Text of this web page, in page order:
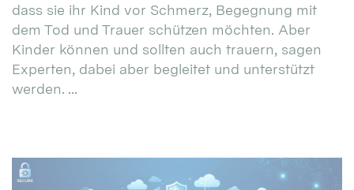
dass sie ihr Kind vor Schmerz, Begegnung mit
dem Tod und Trauer schützen möchten. Aber
Kinder können und sollten auch trauern, sagen
Experten, dabei aber begleitet und unterstützt
werden. ...